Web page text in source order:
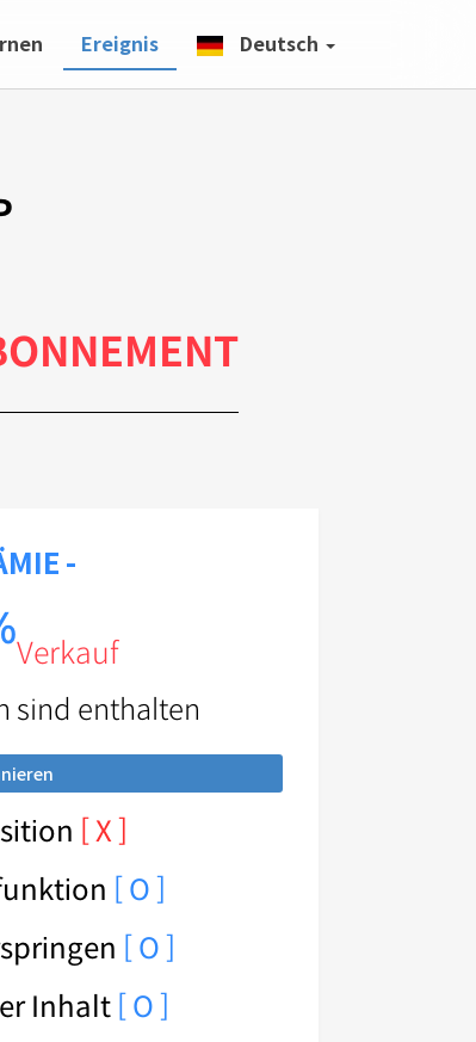
Ereignis Deutsch
-
Verkauf
sind enthalten
[ X ]
[ O ]
[ O ]
Inhalt
[ O ]